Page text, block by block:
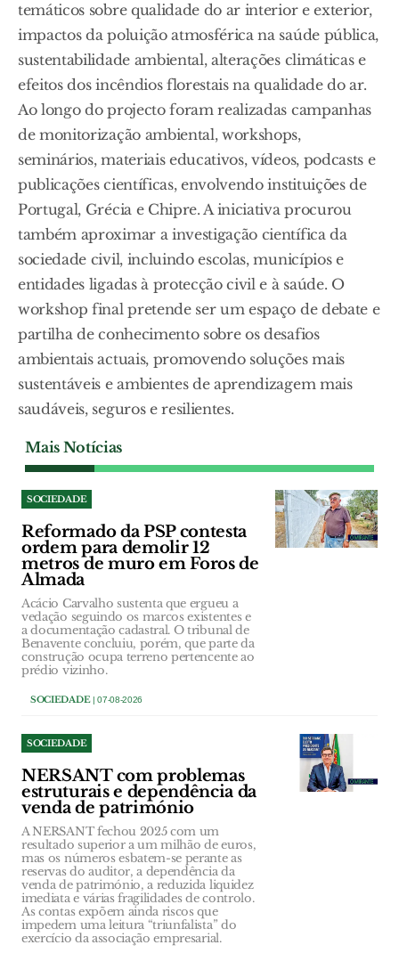
temáticos sobre qualidade do ar interior e exterior,
impactos da poluição atmosférica na saúde pública,
sustentabilidade ambiental, alterações climáticas e
efeitos dos incêndios florestais na qualidade do ar.
Ao longo do projecto foram realizadas campanhas
de monitorização ambiental, workshops,
seminários, materiais educativos, vídeos, podcasts e
publicações científicas, envolvendo instituições de
Portugal, Grécia e Chipre. A iniciativa procurou
também aproximar a investigação científica da
sociedade civil, incluindo escolas, municípios e
entidades ligadas à protecção civil e à saúde. O
workshop final pretende ser um espaço de debate e
partilha de conhecimento sobre os desafios
ambientais actuais, promovendo soluções mais
sustentáveis e ambientes de aprendizagem mais
saudáveis, seguros e resilientes.
Mais Notícias
SOCIEDADE
Reformado da PSP contesta
ordem para demolir 12
metros de muro em Foros de
Almada
Acácio Carvalho sustenta que ergueu a
vedação seguindo os marcos existentes e
a documentação cadastral. O tribunal de
Benavente concluiu, porém, que parte da
construção ocupa terreno pertencente ao
prédio vizinho.
SOCIEDADE| 07-08-2026
SOCIEDADE
NERSANT com problemas
estruturais e dependência da
venda de património
A NERSANT fechou 2025 com um
resultado superior a um milhão de euros,
mas os números esbatem-se perante as
reservas do auditor, a dependência da
venda de património, a reduzida liquidez
imediata e várias fragilidades de controlo.
As contas expõem ainda riscos que
impedem uma leitura “triunfalista” do
exercício da associação empresarial.